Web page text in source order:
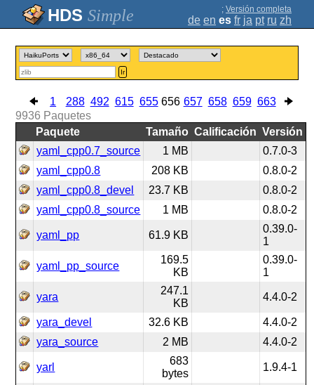
Simple ; Versión completa
de en es fr ja pt ru zh
Ir
1 288 492 615 655 656 657 658 659 663
9936 Paquetes
Paquete
Tamaño Calificación Versión
yaml_cpp0.7_source
1 MB
0.7.0-3
yaml_cpp0.8
208 KB
0.8.0-2
yaml_cpp0.8_devel
23.7 KB
0.8.0-2
yaml_cpp0.8_source
1 MB 0.8.0-2
yaml_pp 61.9 KB
0.39.0-
1
yaml_pp_source
169.5
KB
0.39.0-
1
yara
247.1
KB
4.4.0-2
yara_devel 32.6 KB
4.4.0-2
yara_source
2 MB 4.4.0-2
yarl
683
bytes
1.9.4-1